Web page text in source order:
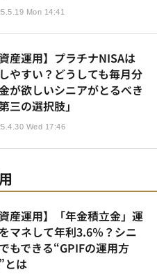
Mon 14:41
資産運用】プラチナNISAは
やすい？どうしても毎月分
が欲しいシニアがとるべき
第三の選択肢」
Wed 17:46
資産運用】「年金積立金」運
マネして年利3.6％？シニ
もできる“GPIFの運用方
とは